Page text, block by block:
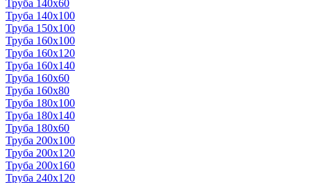
Труба 140x60
Труба 140x100
Труба 150x100
Труба 160x100
Труба 160x120
Труба 160x140
Труба 160x60
Труба 160x80
Труба 180x100
Труба 180x140
Труба 180x60
Труба 200x100
Труба 200x120
Труба 200x160
Труба 240x120